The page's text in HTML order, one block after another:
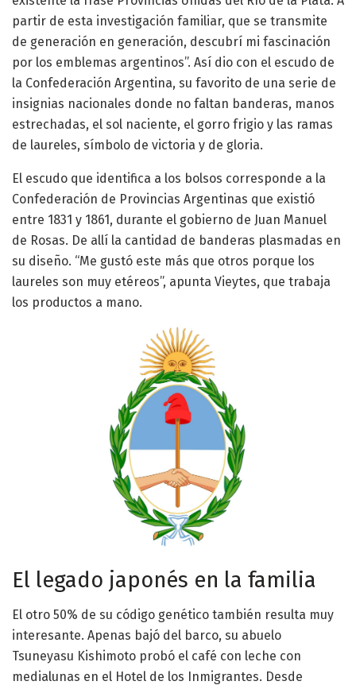
partir de esta investigación familiar, que se transmite
de generación en generación, descubrí mi fascinación
por los emblemas argentinos”. Así dio con el escudo de
la Confederación Argentina, su favorito de una serie de
insignias nacionales donde no faltan banderas, manos
estrechadas, el sol naciente, el gorro frigio y las ramas
de laureles, símbolo de victoria y de gloria.
El escudo que identifica a los bolsos corresponde a la
Confederación de Provincias Argentinas que existió
entre 1831 y 1861, durante el gobierno de Juan Manuel
de Rosas. De allí la cantidad de banderas plasmadas en
su diseño. “Me gustó este más que otros porque los
laureles son muy etéreos”, apunta Vieytes, que trabaja
los productos a mano.
El legado japonés en la familia
El otro 50% de su código genético también resulta muy
interesante. Apenas bajó del barco, su abuelo
Tsuneyasu Kishimoto probó el café con leche con
medialunas en el Hotel de los Inmigrantes. Desde